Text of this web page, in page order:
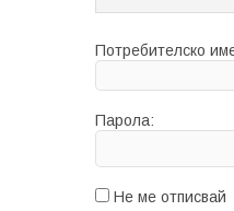
Потребителско
Парола:
Не ме отписвай